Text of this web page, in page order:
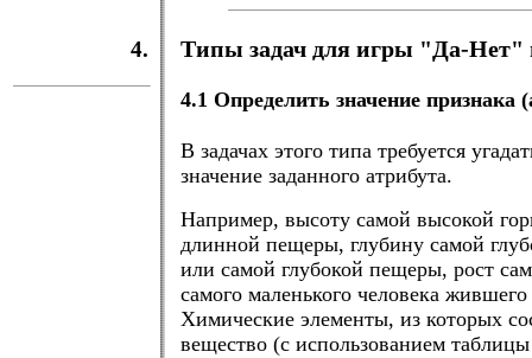
4. Типы задач для игры "Да-Нет"
4.1 Определить значение признака
В задачах этого типа требуется
значение заданного атрибута.
Например, высоту самой высокой
длинной пещеры, глубину самой
или самой глубокой пещеры, рост
самого маленького человека
Химические элементы, из которых
вещество (с использованием